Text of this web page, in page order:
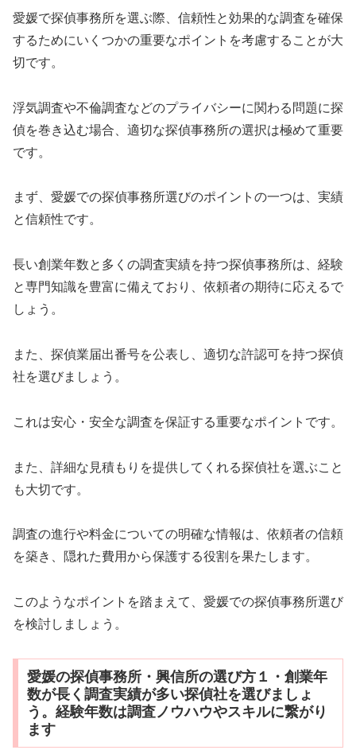
愛媛で探偵事務所を選ぶ際、信頼性と効果的な調査を確保
するためにいくつかの重要なポイントを考慮することが大
切です。
浮気調査や不倫調査などのプライバシーに関わる問題に探
偵を巻き込む場合、適切な探偵事務所の選択は極めて重要
です。
まず、愛媛での探偵事務所選びのポイントの一つは、実績
と信頼性です。
長い創業年数と多くの調査実績を持つ探偵事務所は、経験
と専門知識を豊富に備えており、依頼者の期待に応えるで
しょう。
また、探偵業届出番号を公表し、適切な許認可を持つ探偵
社を選びましょう。
これは安心・安全な調査を保証する重要なポイントです。
また、詳細な見積もりを提供してくれる探偵社を選ぶこと
も大切です。
調査の進行や料金についての明確な情報は、依頼者の信頼
を築き、隠れた費用から保護する役割を果たします。
このようなポイントを踏まえて、愛媛での探偵事務所選び
を検討しましょう。
愛媛の探偵事務所・興信所の選び方１・創業年
数が長く調査実績が多い探偵社を選びましょ
う。経験年数は調査ノウハウやスキルに繋がり
ます